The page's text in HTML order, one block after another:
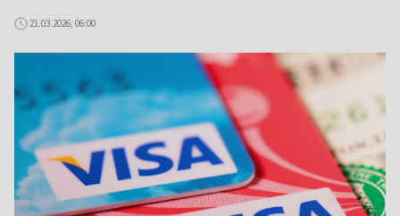
21.03.2026, 06:00